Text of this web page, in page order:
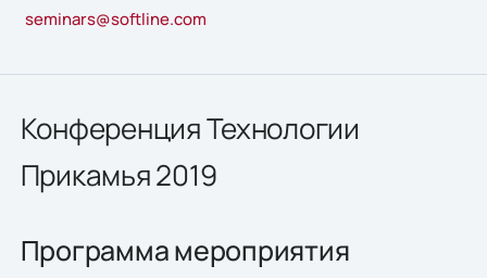
seminars@softline.com
Конференция Технологии
Прикамья 2019
Программа мероприятия